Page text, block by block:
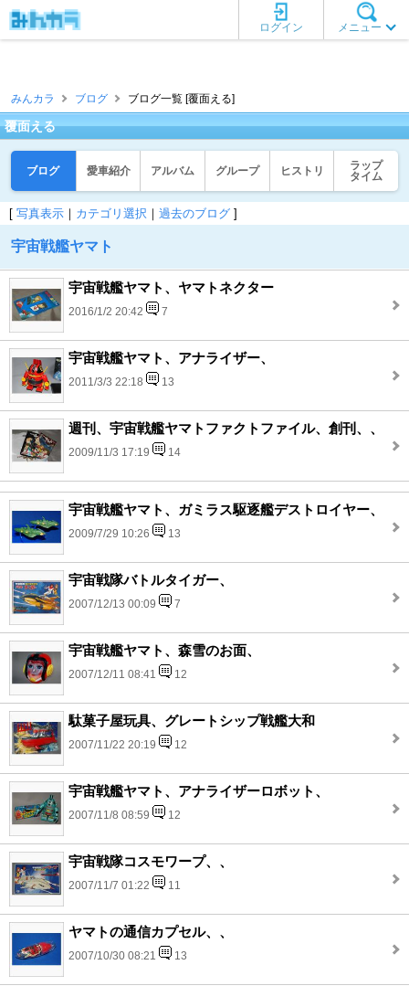
メニュー
ログイン
みんカラ ブログ ブログ一覧 [覆面える]
覆面える
ブログ 愛車紹介 アルバム グループ ヒストリ
ラップ
タイム
[ 写真表示 ｜ カテゴリ選択 ｜ 過去のブログ ]
宇宙戦艦ヤマト
宇宙戦艦ヤマト、ヤマトネクター
2016/1/2 20:42 7
宇宙戦艦ヤマト、アナライザー、
2011/3/3 22:18 13
週刊、宇宙戦艦ヤマトファクトファイル、創刊、、
2009/11/3 17:19 14
宇宙戦艦ヤマト、ガミラス駆逐艦デストロイヤー、
2009/7/29 10:26 13
宇宙戦隊バトルタイガー、
2007/12/13 00:09 7
宇宙戦艦ヤマト、森雪のお面、
2007/12/11 08:41 12
駄菓子屋玩具、グレートシップ戦艦大和
2007/11/22 20:19 12
宇宙戦艦ヤマト、アナライザーロボット、
2007/11/8 08:59 12
宇宙戦隊コスモワープ、、
2007/11/7 01:22 11
ヤマトの通信カプセル、、
2007/10/30 08:21 13